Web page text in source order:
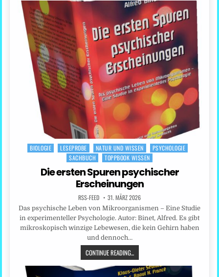
Posted
BIOLOGIE LESEPROBE NATUR UND WISSEN
PSYCHOLOGIE
SACHBUCH
TOPPBOOK WISSEN
Die ersten Spuren psychischer
Erscheinungen
RSS-FEED 31. MÄRZ 2026
Das psychische Leben von Mikroorganismen – Eine Studie
in experimenteller Psychologie. Autor: Binet, Alfred. Es gibt
mikroskopisch winzige Lebewesen, die kein Gehirn haben
und dennoch…
CONTINUE READING...